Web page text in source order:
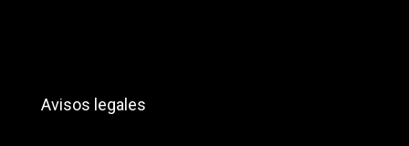
Avisos legales